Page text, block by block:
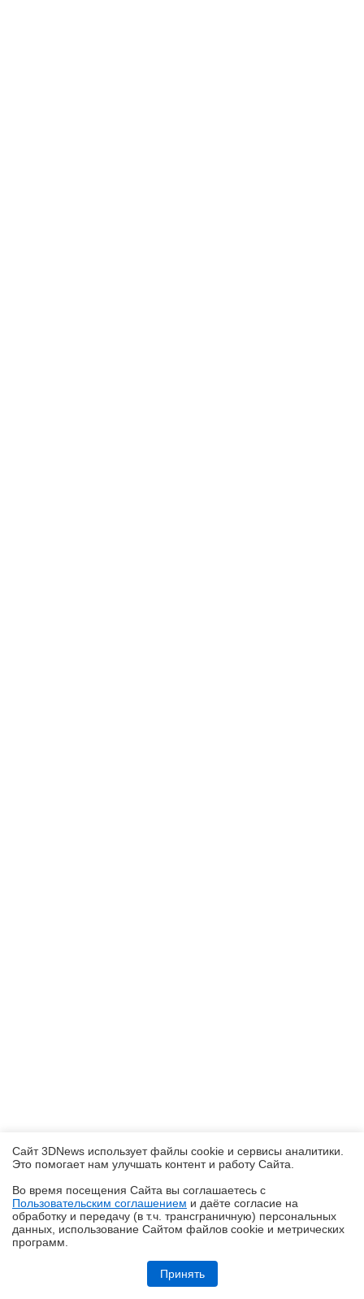
Обзор игрового ноутбука ASUS ROG Zephyrus G14 GU405: пример
удачной погони за двумя зайцами
Сайт 3DNews использует файлы cookie и сервисы аналитики.
Это помогает нам улучшать контент и работу Cайта.
Во время посещения Cайта вы соглашаетесь с
Пользовательским соглашением и даёте согласие на
обработку и передачу (в т.ч. трансграничную) персональных
данных, использование Cайтом файлов cookie и метрических
программ.
Принять